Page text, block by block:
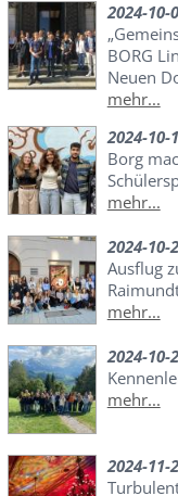
2024-10-
BORG
Neuen
mehr...
2024-10-
Borg
mehr...
2024-10-
Ausflug
mehr...
2024-10-
mehr...
2024-11-